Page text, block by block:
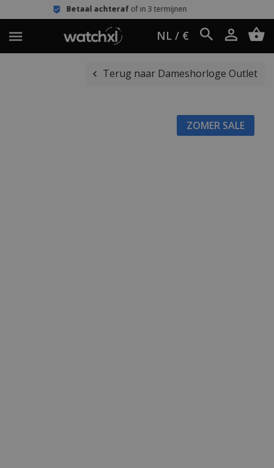
achterafof in 3 termijnen
NL / €
Terug naar Dameshorloge Outlet
ZOMER SALE